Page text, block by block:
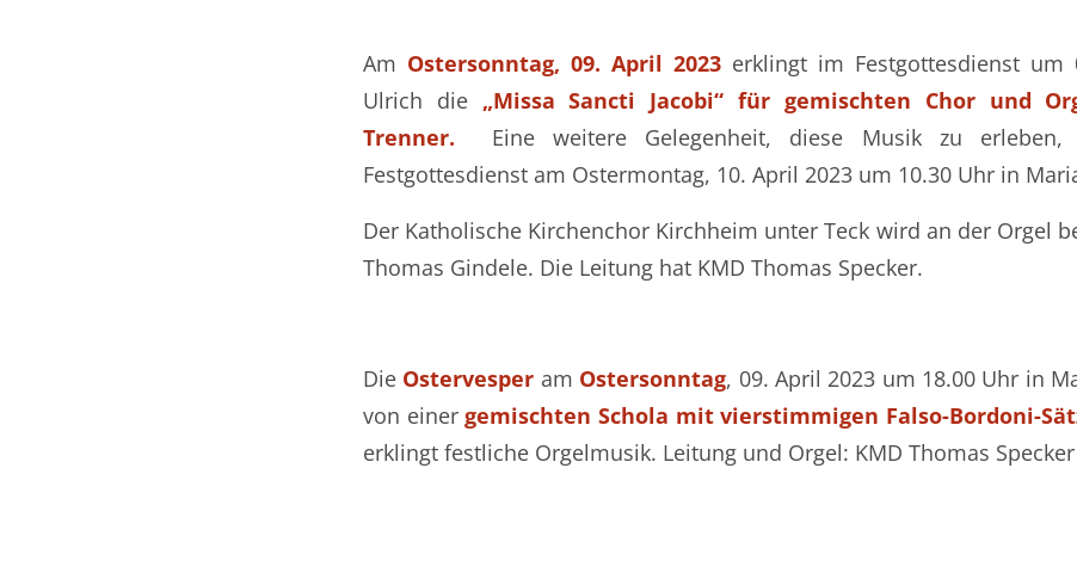
Am Ostersonntag, 09. April 2023 erklingt im Festgottesdienst um
Ulrich die „Missa Sancti Jacobi“ für gemischten Chor und
Trenner.
Eine weitere Gelegenheit, diese Musik zu
Festgottesdienst am Ostermontag, 10. April 2023 um 10.30 Uhr in
Der Katholische Kirchenchor Kirchheim unter Teck wird an der Orgel
Thomas Gindele. Die Leitung hat KMD Thomas Specker.
Die Ostervesper am Ostersonntag, 09. April 2023 um 18.00 Uhr in
von einergemischten Schola mit vierstimmigen Falso-Bordoni-
erklingt festliche Orgelmusik. Leitung und Orgel: KMD Thomas Specker